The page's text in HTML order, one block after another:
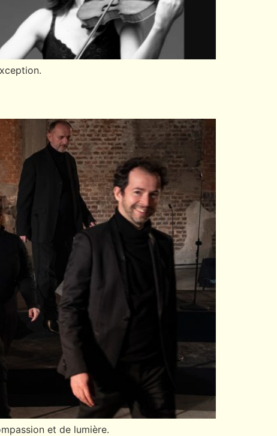
et de lumière.